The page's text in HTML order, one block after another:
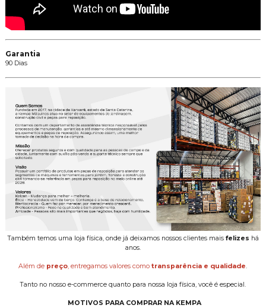
Garantia
90 Dias
Também temos uma loja física, onde já deixamos nossos clientes mais felizes há
anos.
Além de preço, entregamos valores comotransparência e qualidade.
Tanto no nosso e-commerce quanto para nossa loja física, você é especial.
MOTIVOS PARA COMPRAR NA KEMPA